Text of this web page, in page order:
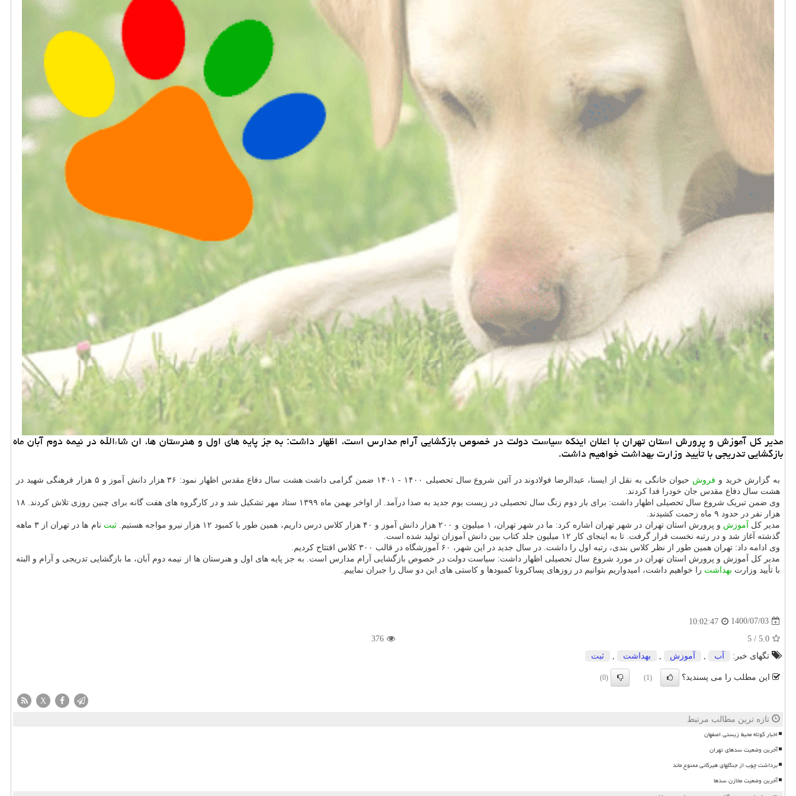
مدیر کل آموزش و پرورش استان تهران با اعلان اینکه سیاست دولت در خصوص بازگشایی آرام مدارس است، اظهار داشت: به جز پایه های اول و هنرستان ها، ان شاءالله در نیمه دوم آبان ماه
بازگشایی تدریجی با تأیید وزارت بهداشت خواهیم داشت.
به گزارش خرید و فروش
حیوان خانگی به نقل از ایسنا، عبدالرضا فولادوند در آئین شروع سال تحصیلی ۱۴۰۰ - ۱۴۰۱ ضمن گرامی داشت هشت سال دفاع مقدس اظهار نمود: ۳۶ هزار دانش آموز و ۵ هزار فرهنگی شهید در
هشت سال دفاع مقدس جان خودرا فدا کردند.
وی ضمن تبریک شروع سال تحصیلی اظهار داشت: برای بار دوم زنگ سال تحصیلی در زیست بوم جدید به صدا درآمد. از اواخر بهمن ماه ۱۳۹۹ ستاد مهر تشکیل شد و در کارگروه های هفت گانه برای چنین روزی تلاش کردند. ۱۸
هزار نفر در حدود ۹ ماه زحمت کشیدند.
مدیر کل آموزش و پرورش استان تهران در شهر تهران اشاره کرد: ما در شهر تهران، ۱ میلیون و ۲۰۰ هزار دانش آموز و ۴۰ هزار کلاس درس داریم، همین طور با کمبود ۱۲ هزار نیرو مواجه هستیم. ثبت
نام ها در تهران از ۳ ماهه
گذشته آغاز شد و در رتبه نخست قرار گرفت. تا به اینجای کار ۱۲ میلیون جلد کتاب بین دانش آموزان تولید شده است.
وی ادامه داد: تهران همین طور از نظر کلاس بندی، رتبه اول را داشت. در سال جدید در این شهر، ۶۰ آموزشگاه در قالب ۳۰۰ کلاس افتتاح کردیم.
مدیر کل آموزش و پرورش استان تهران در مورد شروع سال تحصیلی اظهار داشت: سیاست دولت در خصوص بازگشایی آرام مدارس است. به جز پایه های اول و هنرستان ها از نیمه دوم آبان، ما بازگشایی تدریجی و آرام و البته
با تأیید وزارت بهداشت را خواهیم داشت، امیدواریم بتوانیم در روزهای پساکرونا کمبودها و کاستی های این دو سال را جبران نماییم.
1400/07/03
10:02:47
5.0
/
5
376
تگهای خبر:
آب آموزش بهداشت ثبت
این مطلب را می پسندید؟ (1)
(0)
X
تازه ترین مطالب مرتبط
اخبار کوتاه محیط زیستی اصفهان
آخرین وضعیت سدهای تهران
برداشت چوب از جنگلهای هیرکانی ممنوع ماند
آخرین وضعیت مخازن سدها